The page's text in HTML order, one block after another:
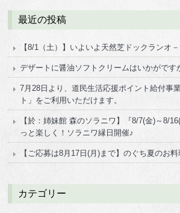
最近の投稿
【8/1（土）】いよいよ天然芝ドックランオ－
デザートに醤油ソフトクリームはいかがです
7月28日より、道民生活応援ポイント給付事
ト」をご利用いただけます。
【於：姉妹館 森のソラニワ】『8/7(金)～8/
っと楽しく！ソラニワ縁日開催♪
【ご応募は8月17日(月)まで】のぐち夏のお
カテゴリー